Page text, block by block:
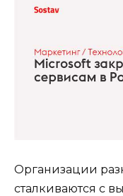
Организации
сталкиваются с